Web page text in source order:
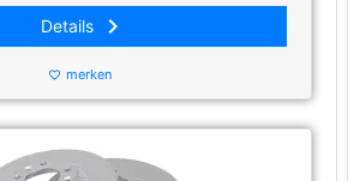
Details keyboard_arrow_right
favorite_border merken